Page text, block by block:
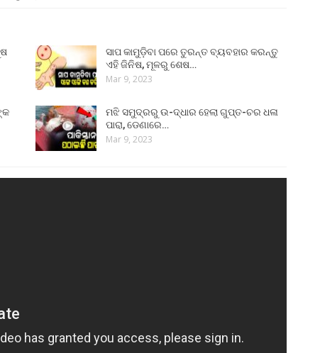
ସାପ କାମୁଡ଼ିବା ପରେ ତୁରନ୍ତ ବ୍ୟବହାର କରନ୍ତୁ
ଏହି ଜିନିଷ, ମୂଳରୁ ଶେଷ…
Mar 9, 2023
ମଝି ସମୁଦ୍ରରୁ ଉ-ଦ୍ଧାର ହେଲା ଗୁପ୍ତ-ଚର ଧଳା
ପାରା, ଡେଣାରେ…
Mar 9, 2023